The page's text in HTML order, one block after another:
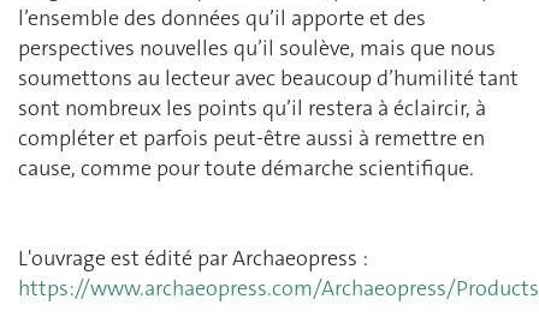
l’ensemble des données qu’il apporte et des
perspectives nouvelles qu’il soulève, mais que nous
soumettons au lecteur avec beaucoup d’humilité tant
sont nombreux les points qu’il restera à éclaircir, à
compléter et parfois peut-être aussi à remettre en
cause, comme pour toute démarche scientifique.
L'ouvrage est édité par Archaeopress :
https://www.archaeopress.com/Archaeopress/